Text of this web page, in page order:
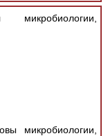
микробиологии,